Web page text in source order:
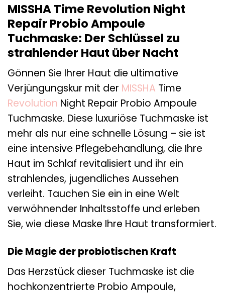
MISSHA Time Revolution Night
Repair Probio Ampoule
Tuchmaske: Der Schlüssel zu
strahlender Haut über Nacht
Gönnen Sie Ihrer Haut die ultimative
Verjüngungskur mit der MISSHA Time
Revolution Night Repair Probio Ampoule
Tuchmaske. Diese luxuriöse Tuchmaske ist
mehr als nur eine schnelle Lösung – sie ist
eine intensive Pflegebehandlung, die Ihre
Haut im Schlaf revitalisiert und ihr ein
strahlendes, jugendliches Aussehen
verleiht. Tauchen Sie ein in eine Welt
verwöhnender Inhaltsstoffe und erleben
Sie, wie diese Maske Ihre Haut transformiert.
Die Magie der probiotischen Kraft
Das Herzstück dieser Tuchmaske ist die
hochkonzentrierte Probio Ampoule,